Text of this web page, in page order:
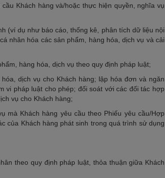
Khách hàng và/hoặc thực hiện quyền, nghĩa vụ
(ví dụ như báo cáo, thống kê, phân tích dữ liệu nội
nhân hóa các sản phẩm, hàng hóa, dịch vụ và cải
hàng hóa, dịch vụ theo quy định pháp luật;
dịch vụ cho Khách hàng; lập hóa đơn và ngăn
vi pháp luật cho phép; đối soát với các đối tác hợp
vụ cho Khách hàng;
mà Khách hàng yêu cầu theo Phiếu yêu cầu/Hợp
của Khách hàng phát sinh trong quá trình sử dụng
theo quy định pháp luật, thỏa thuận giữa Khách